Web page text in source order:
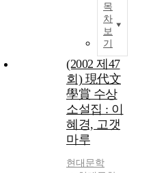
목
차
보
기
(2002 제47
회) 現代文
學賞 수상
소설집 : 이
혜경, 고갯
마루
현대문학